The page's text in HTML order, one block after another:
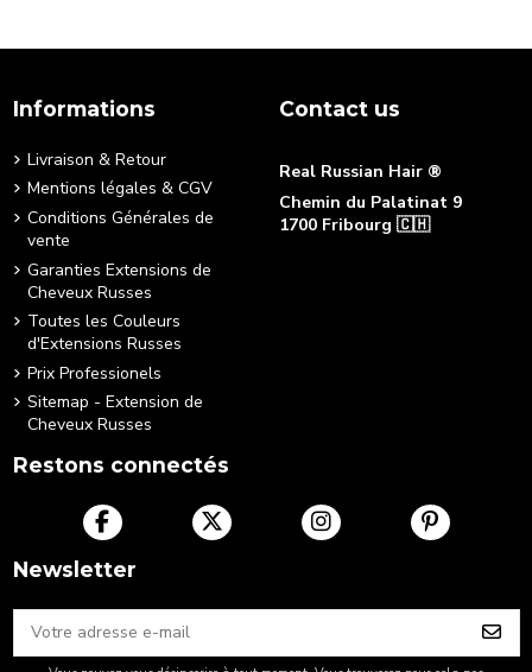
Informations
Livraison & Retour
Mentions légales & CGV
Conditions Générales de
vente
Garanties Extensions de
Cheveux Russes
Toutes les Couleurs
d'Extensions Russes
Prix Professionels
Sitemap - Extension de
Cheveux Russes
Contact us
Real Russian Hair ®
Chemin du Palatinat 9
1700 Fribourg 🇨🇭
Restons connectés
Newsletter